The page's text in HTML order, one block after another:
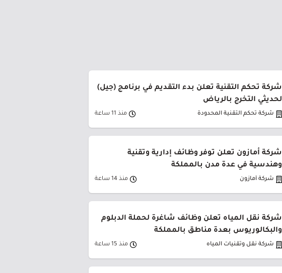
شركة تحكم التقنية تعلن بدء التقديم في برنامج (جيل)
لحديثي التخرج بالرياض
شركة تحكم التقنية المحدودة منذ 11 ساعة
شركة أمازون تعلن توفر وظائف إدارية وتقنية
وهندسية في عدة مدن بالمملكة
شركة أمازون منذ 14 ساعة
شركة نقل المياه تعلن وظائف شاغرة لحملة الدبلوم
والبكالوريوس بعدة مناطق بالمملكة
شركة نقل وتقنيات المياه منذ 15 ساعة